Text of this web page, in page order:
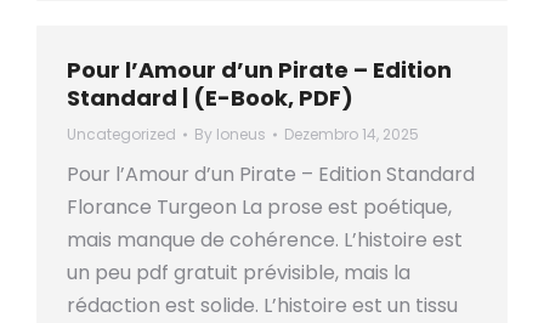
Pour l’Amour d’un Pirate – Edition
Standard | (E-Book, PDF)
Uncategorized By loneus Dezembro 14, 2025
Pour l’Amour d’un Pirate – Edition Standard
Florance Turgeon La prose est poétique,
mais manque de cohérence. L’histoire est
un peu pdf gratuit prévisible, mais la
rédaction est solide. L’histoire est un tissu